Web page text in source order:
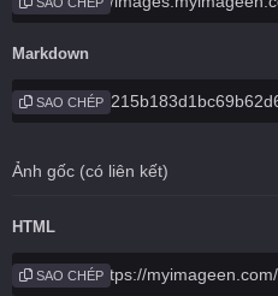
Markdown
SAO CHÉP
Ảnh gốc (có liên kết)
HTML
SAO CHÉP